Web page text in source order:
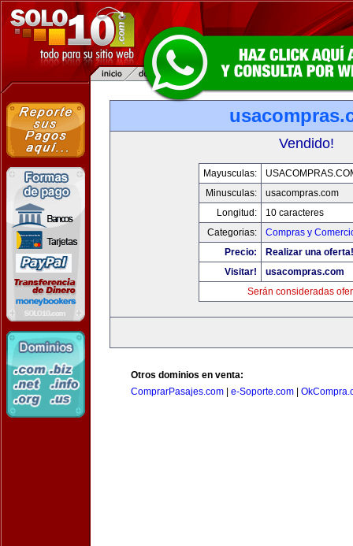
Vendido!
Mayusculas:
Minusculas:
usacompras.com
Longitud:
10 caracteres
Categorias:
Compras y
Precio:
Realizar una oferta!
Visitar!
usacompras.com
Serán consideradas
Otros dominios en venta:
ComprarPasajes.com
e-Soporte.com